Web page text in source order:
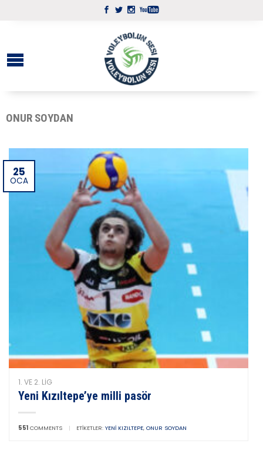
ONUR SOYDAN
25
OCA
1. VE 2. LIG
Yeni Kızıltepe’ye milli pasör
551 COMMENTS | ETIKETLER: YENI KIZILTEPE, ONUR SOYDAN